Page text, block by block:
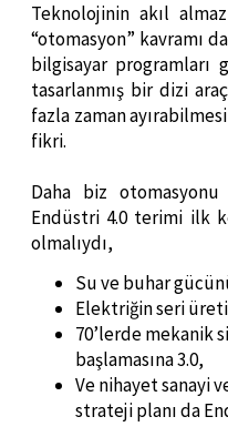
Teknolojinin akıl
“otomasyon” kavramı
bilgisayar
tasarlanmış bir dizi
fazla zaman
fikri.
Daha biz
Endüstri 4.0 terimi ilk
olmalıydı,
Su ve buhar
Elektriğin seri
70’lerde mekanik
başlamasına 3.0,
Ve nihayet sanayi
strateji planı da